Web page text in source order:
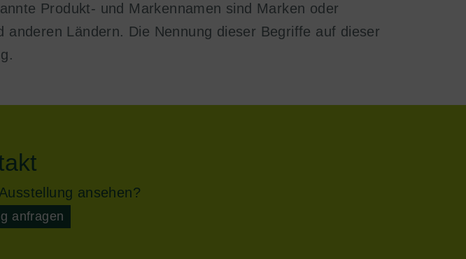
Produkt- und Markennamen sind Marken oder
Ländern. Die Nennung dieser Begriffe auf dieser
ansehen?
anfragen